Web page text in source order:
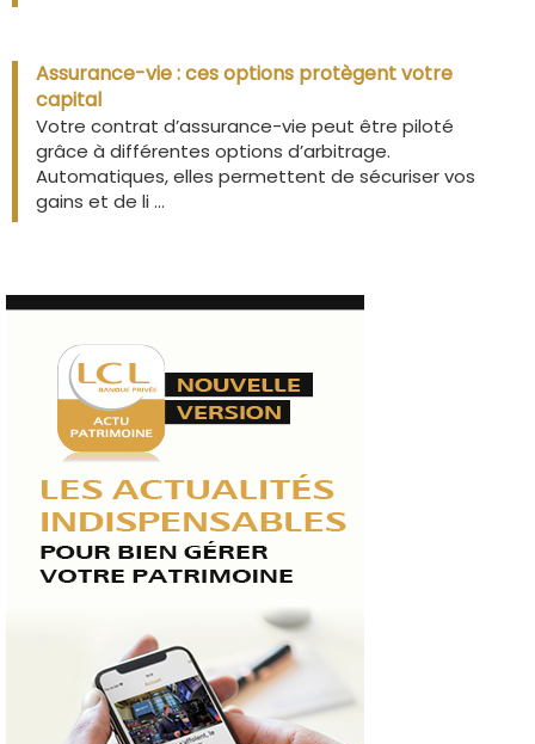
Assurance-vie : ces options protègent votre
capital
Votre contrat d’assurance-vie peut être piloté
grâce à différentes options d’arbitrage.
Automatiques, elles permettent de sécuriser vos
gains et de li ...